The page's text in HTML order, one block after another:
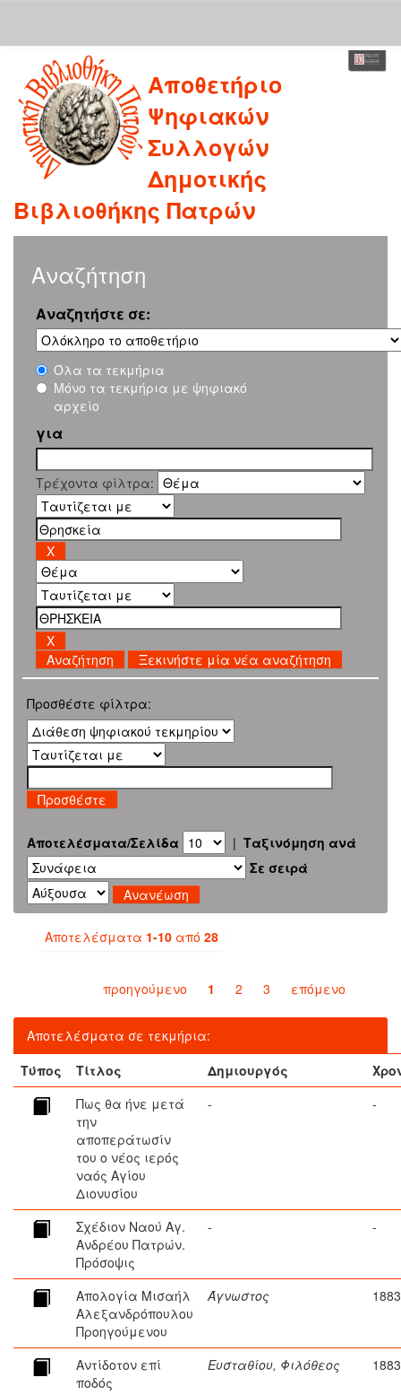
navigation
Αποθετήριο
Ψηφιακών
Συλλογών
Δημοτικής
Βιβλιοθήκης Πατρών
Αναζήτηση
Αναζητήστε σε:
Όλα τα τεκμήρια
Μόνο τα τεκμήρια με ψηφιακό
αρχείο
για
Τρέχοντα φίλτρα:
Ξεκινήστε μία νέα αναζήτηση
Προσθέστε φίλτρα:
Αποτελέσματα/Σελίδα | Ταξινόμηση ανά
Σε σειρά
Αποτελέσματα 1-10 από 28
προηγούμενο 1 2 3 επόμενο
Αποτελέσματα σε τεκμήρια:
Τύπος
Τίτλος Δημιουργός
Πως θα ήνε μετά
την
αποπεράτωσίν
του ο νέος ιερός
ναός Αγίου
Διονυσίου
- -
Σχέδιον Ναού Αγ.
Ανδρέου Πατρών.
Πρόσοψις
- -
Απολογία Μισαήλ
Αλεξανδρόπουλου
Προηγούμενου
Άγνωστος 1883
Αντίδοτον επί
ποδός
Ευσταθίου, Φιλόθεος 1883